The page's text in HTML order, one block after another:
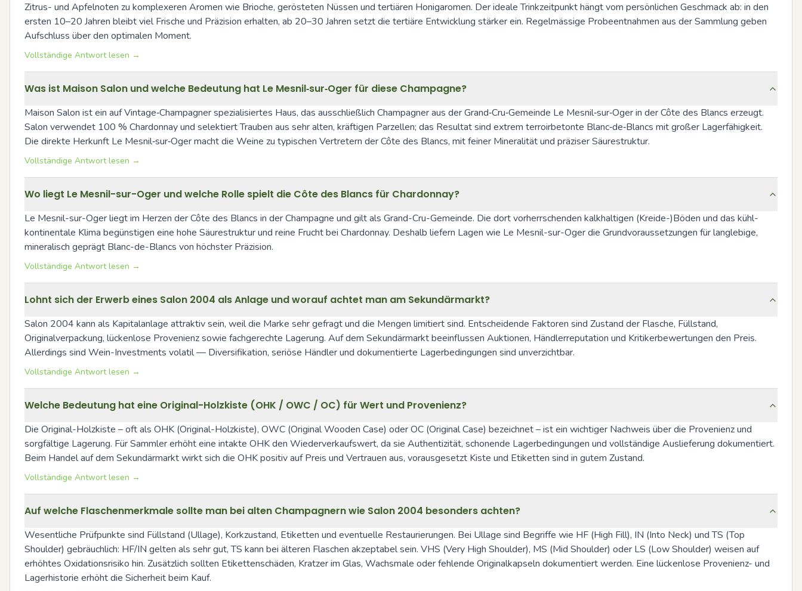
Zitrus- und Apfelnoten zu komplexeren Aromen wie Brioche, gerösteten Nüssen und tertiären Honigaromen. Der ideale Trinkzeitpunkt hängt vom persönlichen Geschmack ab: in den
ersten 10–20 Jahren bleibt viel Frische und Präzision erhalten, ab 20–30 Jahren setzt die tertiäre Entwicklung stärker ein. Regelmässige Probeentnahmen aus der Sammlung geben
Aufschluss über den optimalen Moment.
Vollständige Antwort lesen →
Was ist Maison Salon und welche Bedeutung hat Le Mesnil‑sur‑Oger für diese Champagne?
Maison Salon ist ein auf Vintage‑Champagner spezialisiertes Haus, das ausschließlich Champagner aus der Grand‑Cru‑Gemeinde Le Mesnil‑sur‑Oger in der Côte des Blancs erzeugt.
Salon verwendet 100 % Chardonnay und selektiert Trauben aus sehr alten, kräftigen Parzellen; das Resultat sind extrem terroirbetonte Blanc‑de‑Blancs mit großer Lagerfähigkeit.
Die direkte Herkunft Le Mesnil‑sur‑Oger macht die Weine zu typischen Vertretern der Côte des Blancs, mit feiner Mineralität und präziser Säurestruktur.
Vollständige Antwort lesen →
Wo liegt Le Mesnil-sur-Oger und welche Rolle spielt die Côte des Blancs für Chardonnay?
Le Mesnil-sur-Oger liegt im Herzen der Côte des Blancs in der Champagne und gilt als Grand-Cru-Gemeinde. Die dort vorherrschenden kalkhaltigen (Kreide-)Böden und das kühl-
kontinentale Klima begünstigen eine hohe Säurestruktur und reine Frucht bei Chardonnay. Deshalb liefern Lagen wie Le Mesnil-sur-Oger die Grundvoraussetzungen für langlebige,
mineralisch geprägt Blanc-de-Blancs von höchster Präzision.
Vollständige Antwort lesen →
Lohnt sich der Erwerb eines Salon 2004 als Anlage und worauf achtet man am Sekundärmarkt?
Salon 2004 kann als Kapitalanlage attraktiv sein, weil die Marke sehr gefragt und die Mengen limitiert sind. Entscheidende Faktoren sind Zustand der Flasche, Füllstand,
Originalverpackung, lückenlose Provenienz sowie fachgerechte Lagerung. Auf dem Sekundärmarkt beeinflussen Auktionen, Händlerreputation und Kritikerbewertungen den Preis.
Allerdings sind Wein-Investments volatil — Diversifikation, seriöse Händler und dokumentierte Lagerbedingungen sind unverzichtbar.
Vollständige Antwort lesen →
Welche Bedeutung hat eine Original-Holzkiste (OHK / OWC / OC) für Wert und Provenienz?
Die Original-Holzkiste – oft als OHK (Original-Holzkiste), OWC (Original Wooden Case) oder OC (Original Case) bezeichnet – ist ein wichtiger Nachweis über die Provenienz und
sorgfältige Lagerung. Für Sammler erhöht eine intakte OHK den Wiederverkaufswert, da sie Authentizität, schonende Lagerbedingungen und vollständige Auslieferung dokumentiert.
Beim Handel auf dem Sekundärmarkt wirkt sich die OHK positiv auf Preis und Vertrauen aus, vorausgesetzt Kiste und Etiketten sind in gutem Zustand.
Vollständige Antwort lesen →
Auf welche Flaschenmerkmale sollte man bei alten Champagnern wie Salon 2004 besonders achten?
Wesentliche Prüfpunkte sind Füllstand (Ullage), Korkzustand, Etiketten und eventuelle Restaurierungen. Bei Ullage sind Begriffe wie HF (High Fill), IN (Into Neck) und TS (Top
Shoulder) gebräuchlich: HF/IN gelten als sehr gut, TS kann bei älteren Flaschen akzeptabel sein. VHS (Very High Shoulder), MS (Mid Shoulder) oder LS (Low Shoulder) weisen auf
erhöhtes Oxidationsrisiko hin. Zusätzlich sollten Etikettenschäden, Kratzer im Glas, Wachsmale oder fehlende Originalkapseln dokumentiert werden. Eine lückenlose Provenienz- und
Lagerhistorie erhöht die Sicherheit beim Kauf.